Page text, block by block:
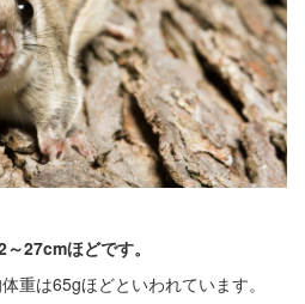
27cmほどです。
重は65gほどといわれています。